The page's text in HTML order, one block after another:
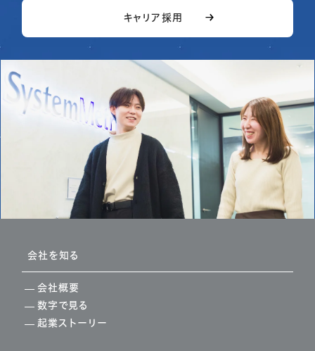
キャリア採用
会社を知る
会社概要
数字で見る
起業ストーリー